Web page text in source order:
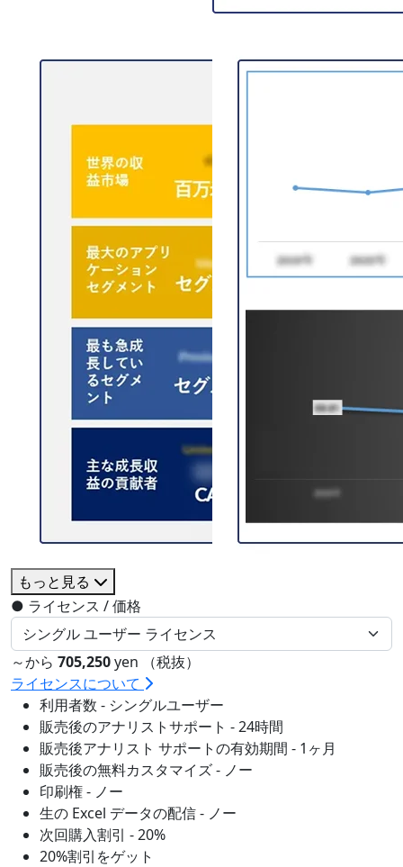
もっと見る
● ライセンス / 価格
～から 705,250yen （税抜）
ライセンスについて
利用者数 - シングルユーザー
販売後のアナリストサポート - 24時間
販売後アナリスト サポートの有効期間 - 1ヶ月
販売後の無料カスタマイズ - ノー
印刷権 - ノー
生の Excel データの配信 - ノー
次回購入割引 - 20%
20%割引をゲット